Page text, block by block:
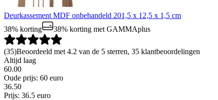
Deurkassement MDF onbehandeld 201,5 x 12,5 x 1,5 cm
38% korting
38% korting met GAMMAplus
(35)Beoordeeld met 4.2 van de 5 sterren, 35 klantbeoordelingen
Altijd laag
60.00
Oude prijs: 60 euro
36.50
Prijs: 36.5 euro